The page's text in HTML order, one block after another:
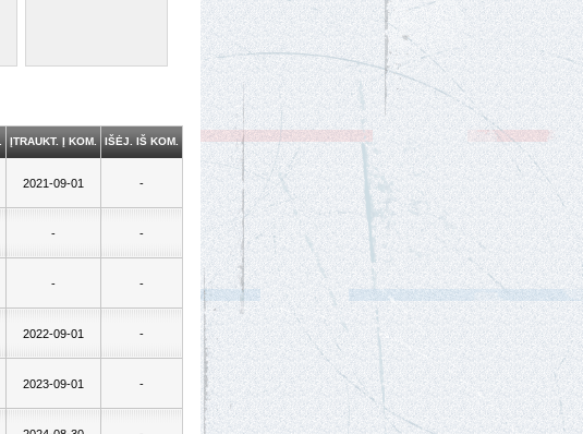
ĮTRAUKT. Į KOM. IŠĖJ. IŠ KOM.
2021-09-01 -
- -
- -
2022-09-01 -
2023-09-01 -